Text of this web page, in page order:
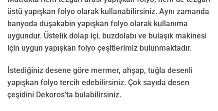
üstü yapışkan folyo olarak kullanabilirsiniz. Aynı zamanda
banyoda duşakabin yapışkan folyo olarak kullanıma
uygundur. Üstelik dolap içi, buzdolabı ve bulaşık makinesi
için uygun yapışkan folyo çeşitlerimiz bulunmaktadır.
İstediğiniz desene göre mermer, ahşap, tuğla desenli
yapışkan folyo tercih edebilirsiniz. Çok sayıda desen
çeşidini Dekoros’ta bulabilirsiniz.